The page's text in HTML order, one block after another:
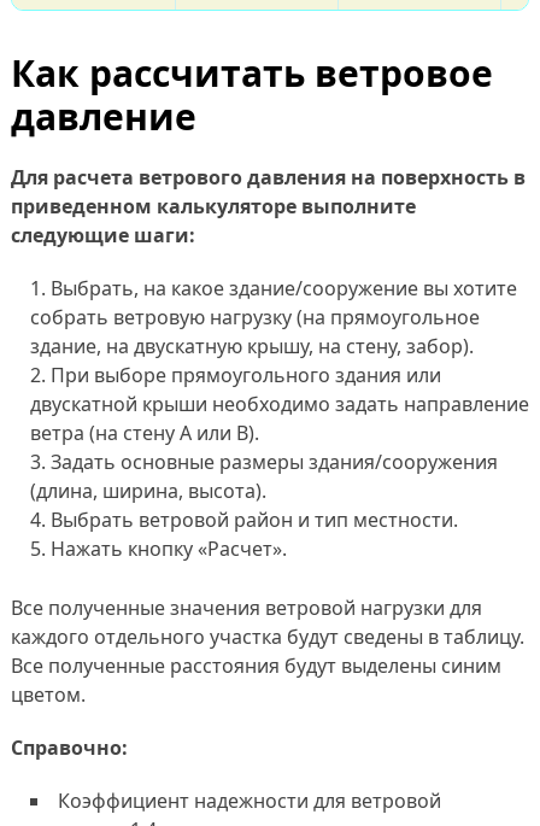
Как рассчитать ветровое
давление
Для расчета ветрового давления на поверхность в
приведенном калькуляторе выполните
следующие шаги:
Выбрать, на какое здание/сооружение вы хотите
собрать ветровую нагрузку (на прямоугольное
здание, на двускатную крышу, на стену, забор).
При выборе прямоугольного здания или
двускатной крыши необходимо задать направление
ветра (на стену А или В).
Задать основные размеры здания/сооружения
(длина, ширина, высота).
Выбрать ветровой район и тип местности.
Нажать кнопку «Расчет».
Все полученные значения ветровой нагрузки для
каждого отдельного участка будут сведены в таблицу.
Все полученные расстояния будут выделены синим
цветом.
Справочно:
Коэффициент надежности для ветровой